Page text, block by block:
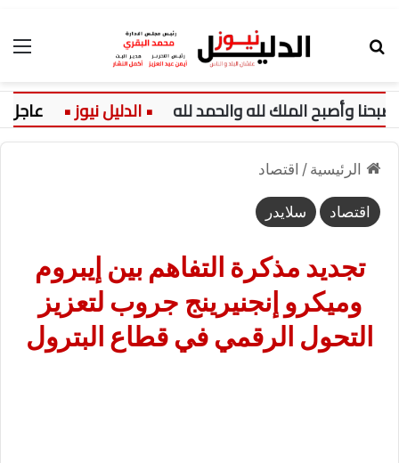
عاجل:
الرئيسية / اقتصاد
اقتصاد سلايدر
تجديد مذكرة التفاهم بين إيبروم
وميكرو إنجنيرينج جروب لتعزيز
التحول الرقمي في قطاع البترول